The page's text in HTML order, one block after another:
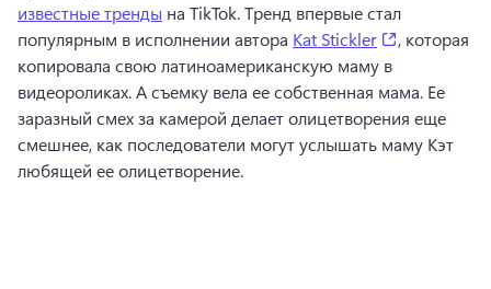
известные тренды на TikTok. Тренд впервые стал
популярным в исполнении автора Kat Stickler (opens in a
, которая
копировала свою латиноамериканскую маму в
видеороликах. А съемку вела ее собственная мама. Ее
заразный смех за камерой делает олицетворения еще
смешнее, как последователи могут услышать маму Кэт
любящей ее олицетворение.